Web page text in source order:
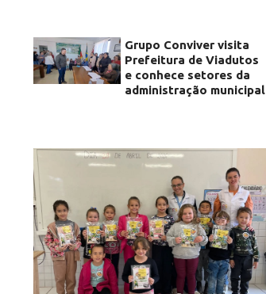
Grupo Conviver visita
Prefeitura de Viadutos
e conhece setores da
administração municipal